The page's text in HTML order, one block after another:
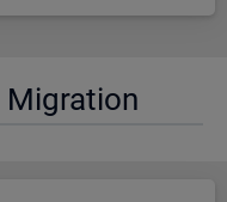
Mi­gra­ti­on